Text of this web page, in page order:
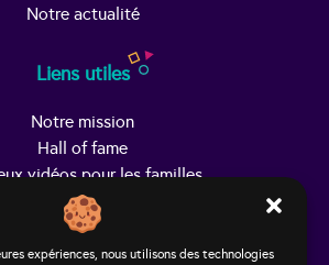
expériences, nous utilisons des technologies
Notre actualité
Liens utiles
Notre mission
Hall of fame
vidéos pour les familles
Trouver Helpy